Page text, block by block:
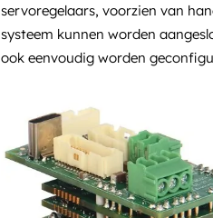
servoregelaars, voorzien van
systeem kunnen worden
ook eenvoudig worden